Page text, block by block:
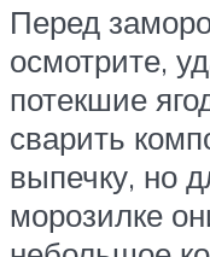
Перед
осмотрите,
потекшие
сварить
выпечку, но
морозилке